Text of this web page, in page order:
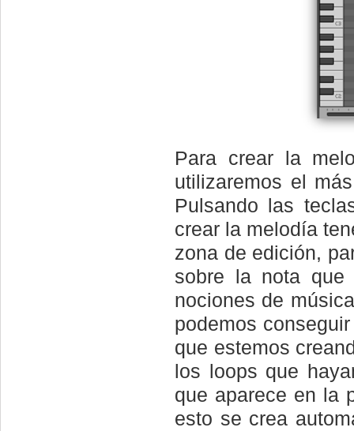
Para crear la
utilizaremos el
Pulsando las
crear la melodía
zona de edición,
sobre la nota que
nociones de
podemos
que estemos
los loops que
que aparece en la
esto se crea